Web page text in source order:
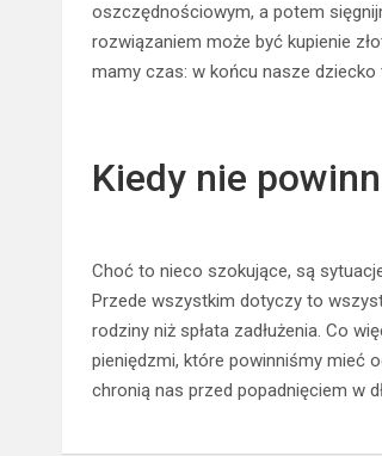
oszczędnościowym, a potem
rozwiązaniem może być kupienie
mamy czas: w końcu nasze
Kiedy nie
Choć to nieco szokujące, są
Przede wszystkim dotyczy to
rodziny niż spłata zadłużenia. Co
pieniędzmi, które powinniśmy mieć
chronią nas przed popadnięciem w